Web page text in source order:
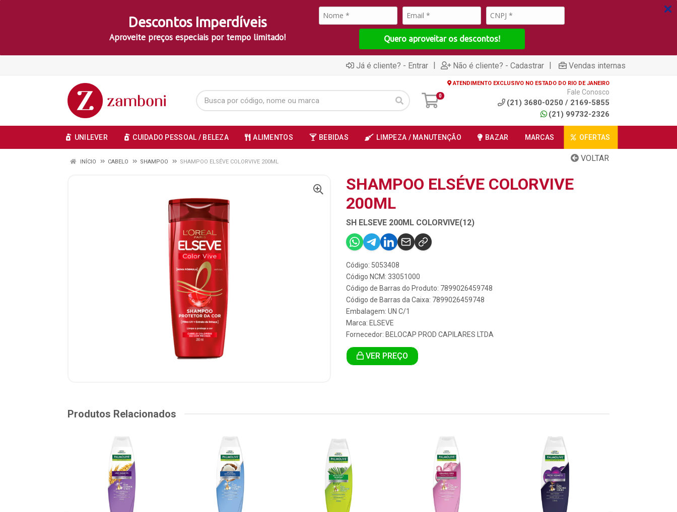
Descontos Imperdíveis
Aproveite preços especiais por tempo limitado! Quero aproveitar os descontos!
Já é cliente? - Entrar | Não é cliente? - Cadastrar | Vendas internas
0
ATENDIMENTO EXCLUSIVO NO ESTADO DO RIO DE JANEIRO
Fale Conosco
(21) 3680-0250 / 2169-5855
(21) 99732-2326
UNILEVER CUIDADO PESSOAL / BELEZA ALIMENTOS BEBIDAS LIMPEZA / MANUTENÇÃO BAZAR MARCAS OFERTAS
VOLTAR
INÍCIO CABELO SHAMPOO SHAMPOO ELSÉVE COLORVIVE 200ML
SHAMPOO ELSÉVE COLORVIVE
200ML
SH ELSEVE 200ML COLORVIVE(12)
Código: 5053408
Código NCM: 33051000
Código de Barras do Produto: 7899026459748
Código de Barras da Caixa: 7899026459748
Embalagem: UN C/1
Marca: ELSEVE
Fornecedor: BELOCAP PROD CAPILARES LTDA
VER PREÇO
Produtos Relacionados